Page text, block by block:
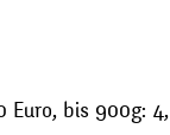
bis 900g: